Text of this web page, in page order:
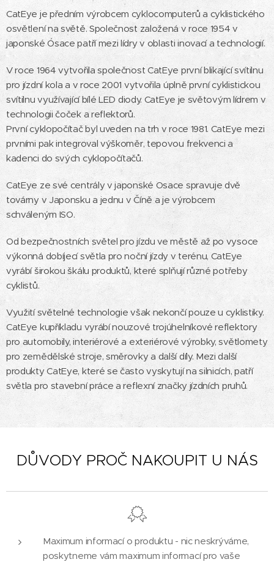
CatEye je předním výrobcem cyklocomputerů a cyklistického
osvětlení na světě. Společnost založená v roce 1954 v
japonské Ósace patří mezi lídry v oblasti inovací a technologií.
V roce 1964 vytvořila společnost CatEye první blikající svítilnu
pro jízdní kola a v roce 2001 vytvořila úplně první cyklistickou
svítilnu využívající bílé LED diody. CatEye je světovým lídrem v
technologii čoček a reflektorů.
První cyklopočítač byl uveden na trh v roce 1981. CatEye mezi
prvními pak integroval výškoměr, tepovou frekvenci a
kadenci do svých cyklopočítačů.
CatEye ze své centrály v japonské Osace spravuje dvě
továrny v Japonsku a jednu v Číně a je výrobcem
schváleným ISO.
Od bezpečnostních světel pro jízdu ve městě až po vysoce
výkonná dobíjecí světla pro noční jízdy v terénu, CatEye
vyrábí širokou škálu produktů, které splňují různé potřeby
cyklistů.
Využití světelné technologie však nekončí pouze u cyklistiky.
CatEye kupříkladu vyrábí nouzové trojúhelníkové reflektory
pro automobily, interiérové ​​a exteriérové ​​výrobky, světlomety
pro zemědělské stroje, směrovky a další díly. Mezi další
produkty CatEye, které se často vyskytují na silnicích, patří
světla pro stavební práce a reflexní značky jízdních pruhů.
DŮVODY PROČ NAKOUPIT U NÁS
Maximum informací o produktu - nic neskrýváme,
poskytneme vám maximum informací pro vaše